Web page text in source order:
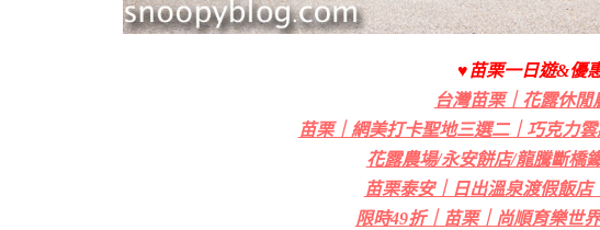
♥苗栗一日遊&優
台灣苗栗｜花露休閒
苗栗｜網美打卡聖地三選二｜巧克力
花露農場/永安餅店/龍騰斷橋
苗栗泰安｜日出溫泉渡假飯店
限時49折｜苗栗｜尚順育樂世